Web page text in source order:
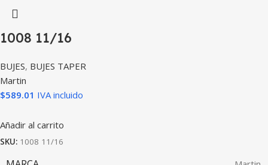
1008 11/16
BUJES, BUJES TAPER
Martin
$589.01 IVA incluido
Añadir al carrito
SKU: 1008 11/16